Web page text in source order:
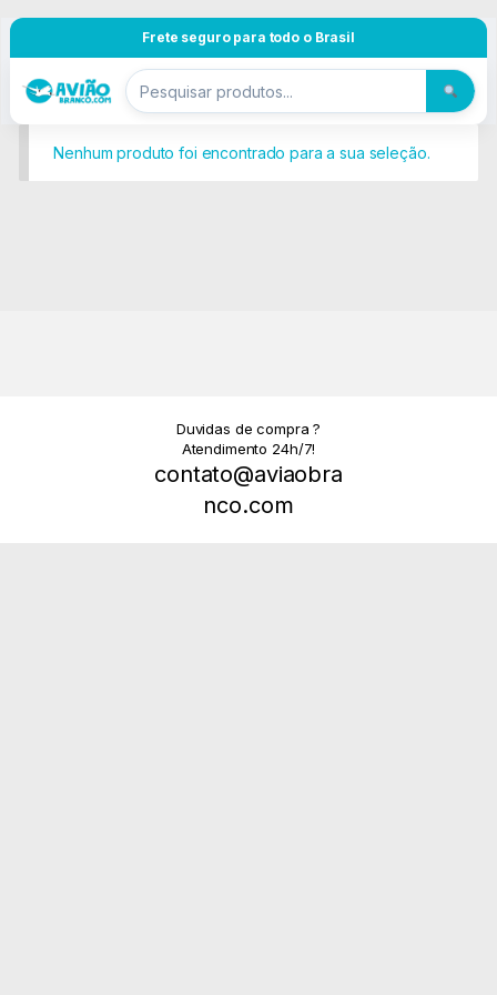
Frete seguro para todo o Brasil
Nenhum produto foi encontrado para a sua seleção.
Duvidas de compra ?
Atendimento 24h/7!
contato@aviaobra
nco.com